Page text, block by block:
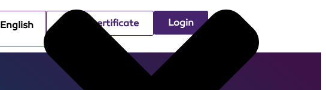
English Check certificate Login